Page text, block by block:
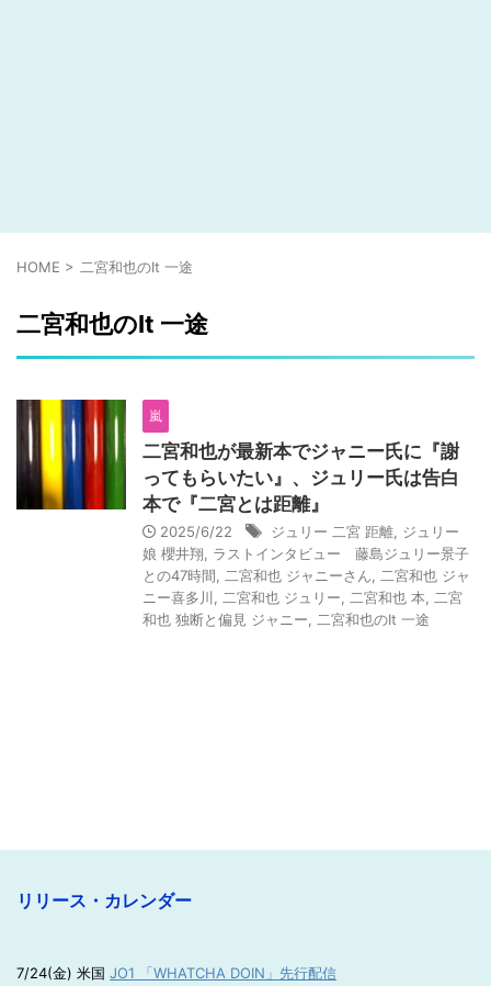
HOME > 二宮和也のIt 一途
二宮和也のIt 一途
嵐
二宮和也が最新本でジャニー氏に『謝
ってもらいたい』、ジュリー氏は告白
本で『二宮とは距離』
2025/6/22 ジュリー 二宮 距離 ジュリー
娘 櫻井翔
ラストインタビュー 藤島ジュリー景子
との47時間
二宮和也 ジャニーさん
二宮和也 ジャ
ニー喜多川
二宮和也 ジュリー 二宮和也 本
二宮
和也 独断と偏見 ジャニー
二宮和也のIt 一途
リリース・カレンダー
7/24(金) 米国 JO1 「WHATCHA DOIN」先行配信